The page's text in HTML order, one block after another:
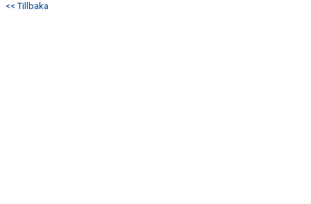
TABELL & RESULTAT A
<< Tillbaka